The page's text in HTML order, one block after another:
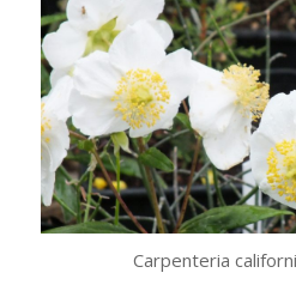
Carpenteria